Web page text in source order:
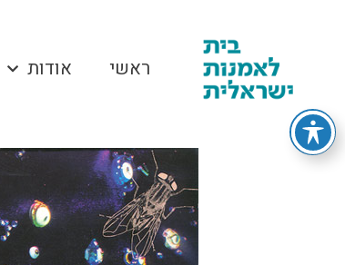
ראשי אודות